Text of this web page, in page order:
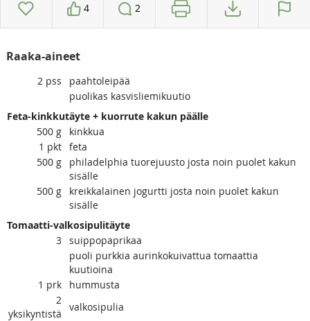
4 2
Raaka-aineet
2 pss
paahtoleipää
puolikas kasvisliemikuutio
Feta-kinkkutäyte + kuorrute kakun päälle
500 g
kinkkua
1 pkt feta
500 g
philadelphia tuorejuusto josta noin puolet kakun
sisälle
500 g
kreikkalainen jogurtti josta noin puolet kakun
sisälle
Tomaatti-valkosipulitäyte
3 suippopaprikaa
puoli purkkia aurinkokuivattua tomaattia
kuutioina
1 prk
hummusta
2
yksikyntistä
valkosipulia